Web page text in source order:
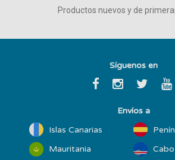
Productos nuevos y de
Síguenos en
Envíos a
Islas Canarias
Mauritania